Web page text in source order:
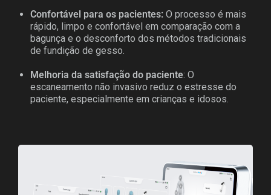
Confortável para os pacientes: O processo é mais
rápido, limpo e confortável em comparação com a
bagunça e o desconforto dos métodos tradicionais
de fundição de gesso.
Melhoria da satisfação do paciente: O
escaneamento não invasivo reduz o estresse do
paciente, especialmente em crianças e idosos.